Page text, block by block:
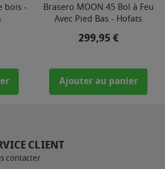
bois -
Brasero MOON 45 Bol à Feu
Avec Pied Bas - Hofats
Prix
299,95 €
Ajouter au panier
CLIENT
contacter